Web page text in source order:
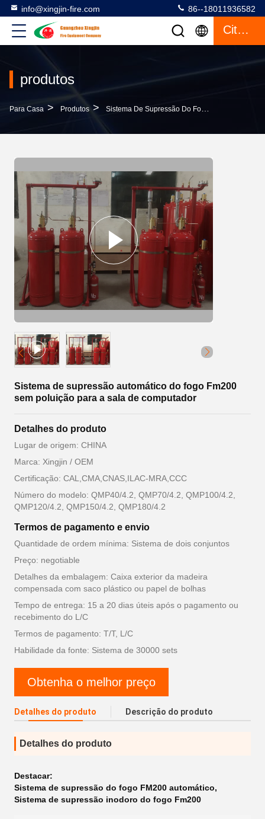
info@xingjin-fire.com 86--18011936582
Citações
produtos
Para Casa > Produtos > Sistema De Supressão Do Fogo FM200
Sistema de supressão automático do fogo Fm200
sem poluição para a sala de computador
Detalhes do produto
Lugar de origem: CHINA
Marca: Xingjin / OEM
Certificação: CAL,CMA,CNAS,ILAC-MRA,CCC
Número do modelo: QMP40/4.2, QMP70/4.2, QMP100/4.2,
QMP120/4.2, QMP150/4.2, QMP180/4.2
Termos de pagamento e envio
Quantidade de ordem mínima: Sistema de dois conjuntos
Preço: negotiable
Detalhes da embalagem: Caixa exterior da madeira
compensada com saco plástico ou papel de bolhas
Tempo de entrega: 15 a 20 dias úteis após o pagamento ou
recebimento do L/C
Termos de pagamento: T/T, L/C
Habilidade da fonte: Sistema de 30000 sets
Obtenha o melhor preço
Detalhes do produto Descrição do produto
Detalhes do produto
Destacar:
Sistema de supressão do fogo FM200 automático,
Sistema de supressão inodoro do fogo Fm200